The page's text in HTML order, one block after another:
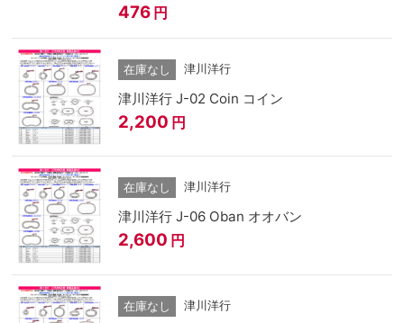
476 円
在庫なし 津川洋行
津川洋行 J-02 Coin コイン
2,200 円
在庫なし 津川洋行
津川洋行 J-06 Oban オオバン
2,600 円
在庫なし 津川洋行